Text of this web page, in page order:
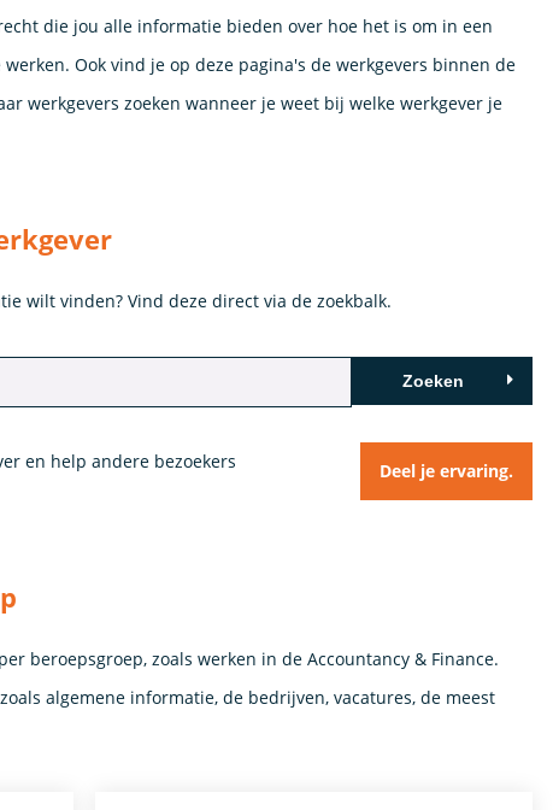
die jou alle informatie bieden over hoe het is om in een
Ook vind je op deze pagina's de werkgevers binnen de
werkgevers zoeken wanneer je weet bij welke werkgever je
wilt vinden? Vind deze direct via de zoekbalk.
Zoeken
en help andere bezoekers
Deel je ervaring.
beroepsgroep, zoals werken in de Accountancy & Finance.
algemene informatie, de bedrijven, vacatures, de meest